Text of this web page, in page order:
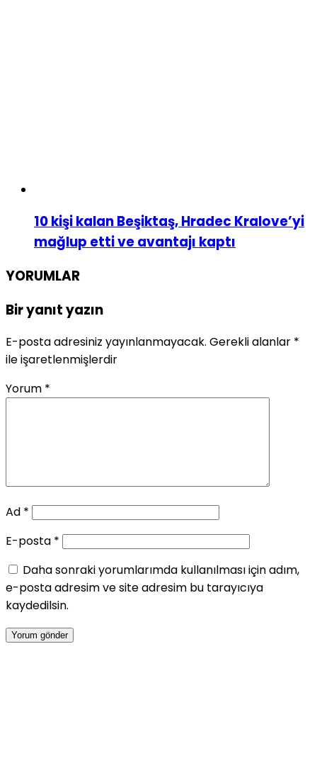
10 kişi kalan Beşiktaş, Hradec Kralove’yi
mağlup etti ve avantajı kaptı
YORUMLAR
Bir yanıt yazın
E-posta adresiniz yayınlanmayacak. Gerekli alanlar *
ile işaretlenmişlerdir
Yorum *
Ad *
E-posta *
Daha sonraki yorumlarımda kullanılması için adım,
e-posta adresim ve site adresim bu tarayıcıya
kaydedilsin.